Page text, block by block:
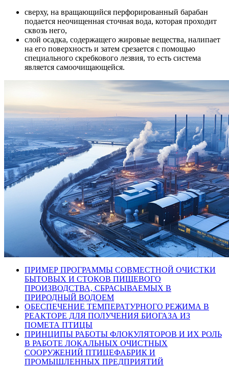
сверху, на вращающийся перфорированный барабан
подается неочищенная сточная вода, которая проходит
сквозь него,
слой осадка, содержащего жировые вещества, налипает
на его поверхность и затем срезается с помощью
специального скребкового лезвия, то есть система
является самоочищающейся.
ПРИМЕР ПРОГРАММЫ СОВМЕСТНОЙ ОЧИСТКИ
БЫТОВЫХ И СТОКОВ ПИЩЕВОГО
ПРОИЗВОДСТВА, СБРАСЫВАЕМЫХ В
ПРИРОДНЫЙ ВОДОЕМ
ОБЕСПЕЧЕНИЕ ТЕМПЕРАТУРНОГО РЕЖИМА В
РЕАКТОРЕ ДЛЯ ПОЛУЧЕНИЯ БИОГАЗА ИЗ
ПОМЕТА ПТИЦЫ
ПРИНЦИПЫ РАБОТЫ ФЛОКУЛЯТОРОВ И ИХ РОЛЬ
В РАБОТЕ ЛОКАЛЬНЫХ ОЧИСТНЫХ
СООРУЖЕНИЙ ПТИЦЕФАБРИК И
ПРОМЫШЛЕННЫХ ПРЕДПРИЯТИЙ